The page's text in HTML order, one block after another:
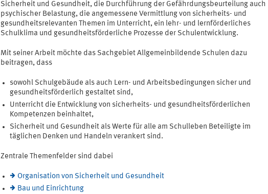
Sicherheit und Gesundheit, die Durchführung der Gefährdungsbeurteilung auch
psychischer Belastung, die angemessene Vermittlung von sicherheits- und
gesundheitsrelevanten Themen im Unterricht, ein lehr- und lernförderliches
Schulklima und gesundheitsförderliche Prozesse der Schulentwicklung.
Mit seiner Arbeit möchte das Sachgebiet Allgemeinbildende Schulen dazu
beitragen, dass
sowohl Schulgebäude als auch Lern- und Arbeitsbedingungen sicher und
gesundheitsförderlich gestaltet sind,
Unterricht die Entwicklung von sicherheits- und gesundheitsförderlichen
Kompetenzen beinhaltet,
Sicherheit und Gesundheit als Werte für alle am Schulleben Beteiligte im
täglichen Denken und Handeln verankert sind.
Zentrale Themenfelder sind dabei
Organisation von Sicherheit und Gesundheit
Bau und Einrichtung